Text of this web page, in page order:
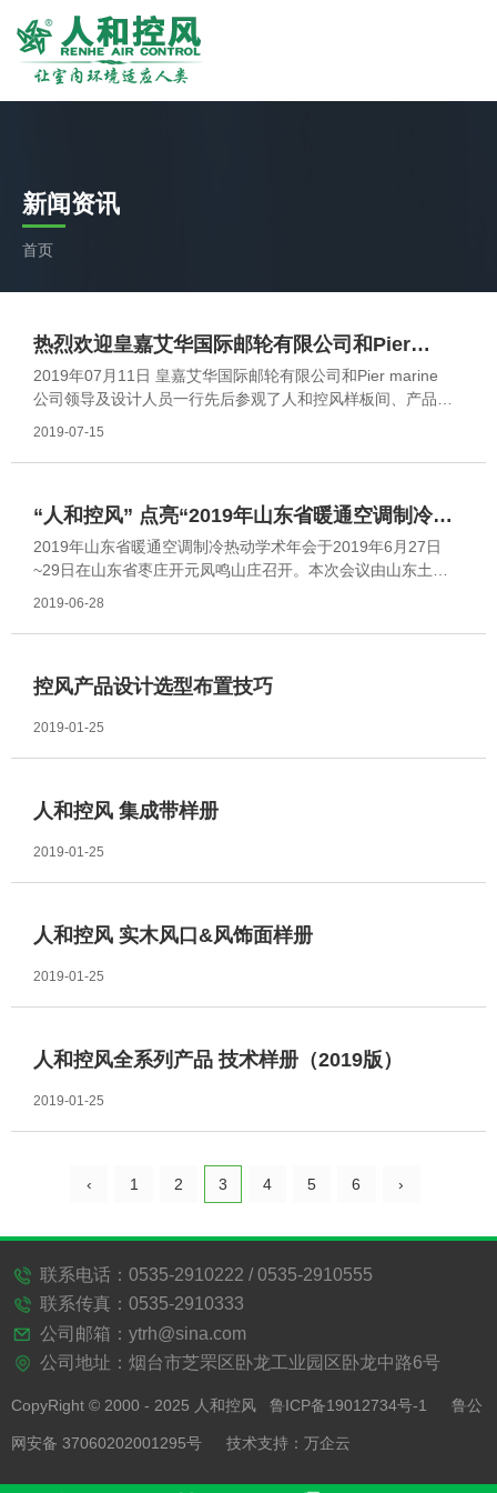
新闻资讯
首页
热烈欢迎皇嘉艾华国际邮轮有限公司和Pier
marine公司领导及设计人员莅临人和控风参观
考察
2019年07月11日 皇嘉艾华国际邮轮有限公司和Pier marine
公司领导及设计人员一行先后参观了人和控风样板间、产品研
势。
2019-07-15
“人和控风” 点亮“2019年山东省暖通空调制冷热
动学术年会”
2019年山东省暖通空调制冷热动学术年会于2019年6月27日
~29日在山东省枣庄开元凤鸣山庄召开。本次会议由山东土木
国勘察设计协会建筑环境与能源应用分会山东省工作部等“暖
2019-06-28
控风产品设计选型布置技巧
2019-01-25
人和控风 集成带样册
2019-01-25
人和控风 实木风口&风饰面样册
2019-01-25
人和控风全系列产品 技术样册（2019版）
2019-01-25
‹ 1 2 3 4 5 6 ›
首页 | 产品中心 | 新闻资讯 | 关于我们
联系电话：0535-2910222 / 0535-2910555
联系传真：0535-2910333
公司邮箱：ytrh@sina.com
公司地址：烟台市芝罘区卧龙工业园区卧龙中路6号
CopyRight © 2000 - 2025 人和控风 鲁ICP备19012734号-1 鲁公
网安备 37060202001295号 技术支持：万企云